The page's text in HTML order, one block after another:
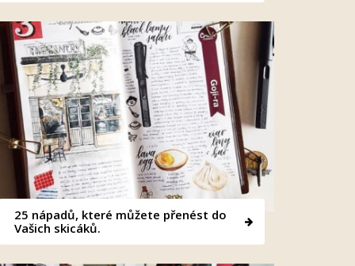
25 nápadů, které můžete přenést do
Vašich skicáků.